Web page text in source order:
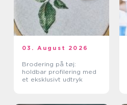
03. August 2026
Brodering på tøj:
holdbar profilering med
et eksklusivt udtryk